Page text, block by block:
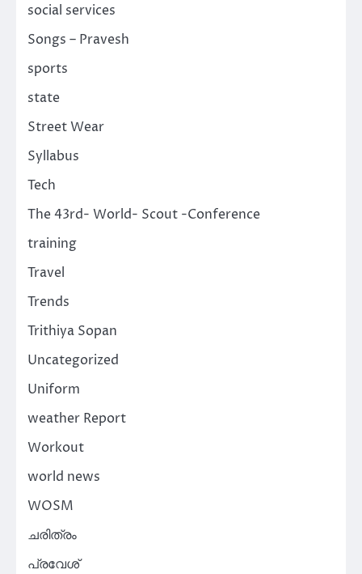
social services
Songs – Pravesh
sports
state
Street Wear
Syllabus
Tech
The 43rd- World- Scout -Conference
training
Travel
Trends
Trithiya Sopan
Uncategorized
Uniform
weather Report
Workout
world news
WOSM
ചരിത്രം
പ്രവേശ്